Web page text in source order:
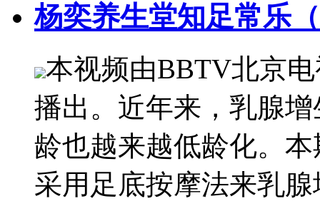
杨奕养生堂知足常乐
本视频由BBTV北京
播出。近年来，乳腺
龄也越来越低龄化。
采用足底按摩法来乳